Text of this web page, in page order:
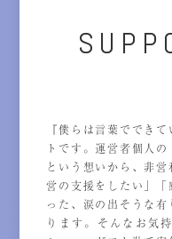
『僕らは言葉ででき
トです。運営者個人
という想いから、非
営の支援をしたい」
った、涙の出そうな
ります。そんなお気